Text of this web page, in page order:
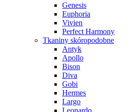
Genesis
Euphoria
Vivien
Perfect Harmony
Tkaniny skóropodobne
Antyk
Apollo
Bison
Diva
Gobi
Hermes
Largo
Leonardo